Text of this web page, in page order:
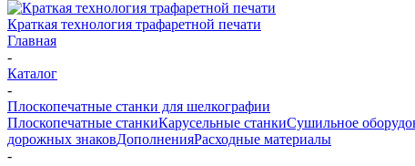
Краткая технология трафаретной печати
Главная
-
Каталог
-
Плоскопечатные станки для шелкографии
Плоскопечатные станкиКарусельные станкиСушильное
дорожных знаковДополненияРасходные материалы
-